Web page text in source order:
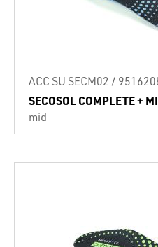
ACC SU SECM02 /
SECOSOL COMPLETE +
mid